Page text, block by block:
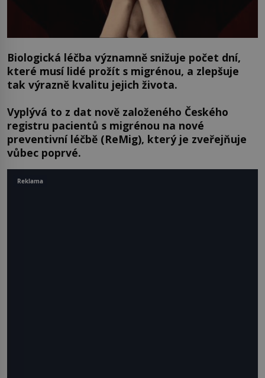
Biologická léčba významně snižuje počet dní,
které musí lidé prožít s migrénou, a zlepšuje
tak výrazně kvalitu jejich života.
Vyplývá to z dat nově založeného Českého
registru pacientů s migrénou na nové
preventivní léčbě (ReMig), který je zveřejňuje
vůbec poprvé.
Reklama